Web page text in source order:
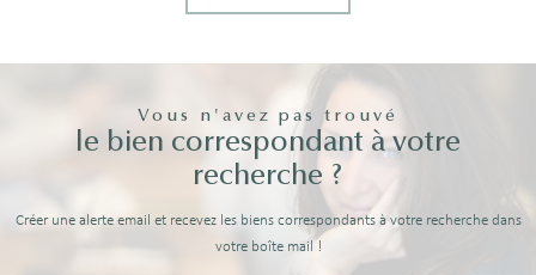
Vous n'avez pas trouvé
le bien correspondant à votre
recherche ?
Créer une alerte email et recevez les biens correspondants à votre recherche dans
votre boîte mail !